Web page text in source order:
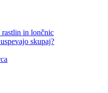
in lončnic
skupaj?